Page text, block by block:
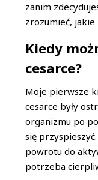
zanim
zrozumieć, jakie
Kiedy
cesarce?
Moje pierwsze
cesarce były
organizmu po
się
powrotu do
potrzeba